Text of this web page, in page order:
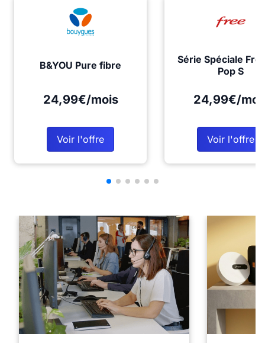
B&YOU Pure fibre
24,99€/mois
Voir l'offre
Série Spéciale
Pop S
24,99€/
Voir l'offre